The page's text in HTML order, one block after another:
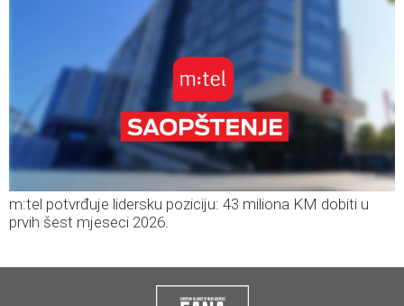
m:tel potvrđuje lidersku poziciju: 43 miliona KM dobiti u
prvih šest mjeseci 2026.